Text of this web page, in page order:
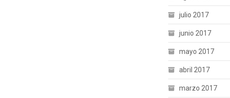
julio 2017
junio 2017
mayo 2017
abril 2017
marzo 2017